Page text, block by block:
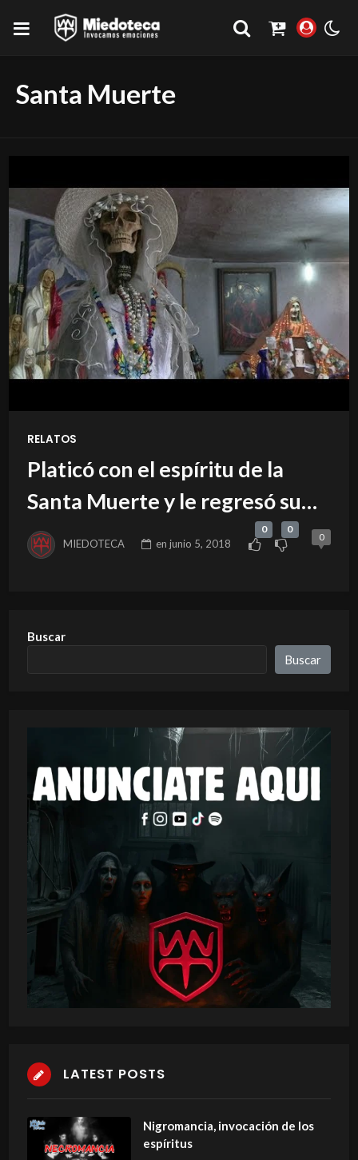
Santa Muerte
RELATOS
Platicó con el espíritu de la
Santa Muerte y le regresó su
salud a cambio de …
MIEDOTECA enjunio 5, 2018
0 0
0
Buscar
Buscar
LATEST POSTS
Nigromancia, invocación de los
espíritus